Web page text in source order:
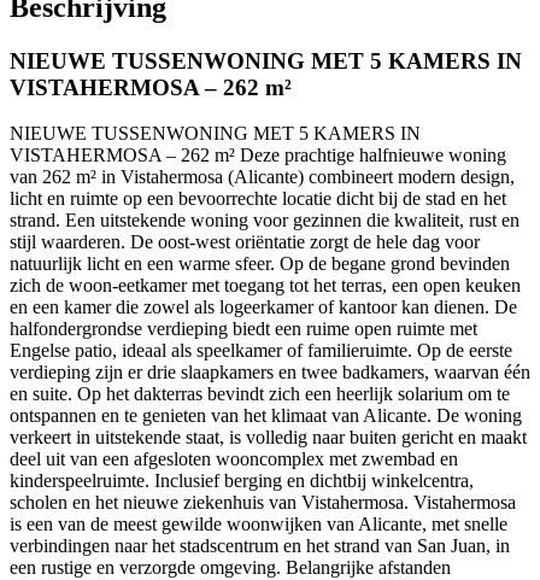
Beschrijving
NIEUWE TUSSENWONING MET 5 KAMERS IN
VISTAHERMOSA – 262 m²
NIEUWE TUSSENWONING MET 5 KAMERS IN
VISTAHERMOSA – 262 m² Deze prachtige halfnieuwe woning
van 262 m² in Vistahermosa (Alicante) combineert modern design,
licht en ruimte op een bevoorrechte locatie dicht bij de stad en het
strand. Een uitstekende woning voor gezinnen die kwaliteit, rust en
stijl waarderen. De oost-west oriëntatie zorgt de hele dag voor
natuurlijk licht en een warme sfeer. Op de begane grond bevinden
zich de woon-eetkamer met toegang tot het terras, een open keuken
en een kamer die zowel als logeerkamer of kantoor kan dienen. De
halfondergrondse verdieping biedt een ruime open ruimte met
Engelse patio, ideaal als speelkamer of familieruimte. Op de eerste
verdieping zijn er drie slaapkamers en twee badkamers, waarvan één
en suite. Op het dakterras bevindt zich een heerlijk solarium om te
ontspannen en te genieten van het klimaat van Alicante. De woning
verkeert in uitstekende staat, is volledig naar buiten gericht en maakt
deel uit van een afgesloten wooncomplex met zwembad en
kinderspeelruimte. Inclusief berging en dichtbij winkelcentra,
scholen en het nieuwe ziekenhuis van Vistahermosa. Vistahermosa
is een van de meest gewilde woonwijken van Alicante, met snelle
verbindingen naar het stadscentrum en het strand van San Juan, in
een rustige en verzorgde omgeving. Belangrijke afstanden